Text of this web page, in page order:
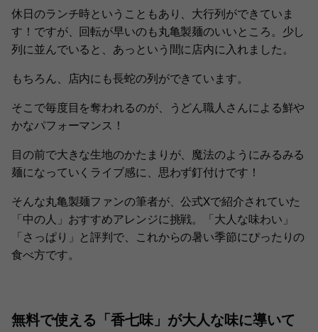
休日のランチ時ということもあり、大行列ができていま
す！ですが、回転が早いのも丸亀製麺のいいところ。少し
列に並んでいると、あっという間に店内に入れました。
もちろん、店内にも長蛇の列ができています。
そこで毎度目を奪われるのが、うどん職人さんによる鮮や
かなパフォーマンス！
目の前で大きな生地のかたまりが、魔法のようにみるみる
麺になっていくライブ感に、思わず釘付けです！
そんな丸亀製麺ファンの筆者が、公式Xで紹介されていた
「中の人」おすすめアレンジに挑戦。「大人な味わい」
「さっぱり」と評判で、これからの暑い季節にぴったりの
食べ方です。
無料で使える「香七味」が大人な味に導いて